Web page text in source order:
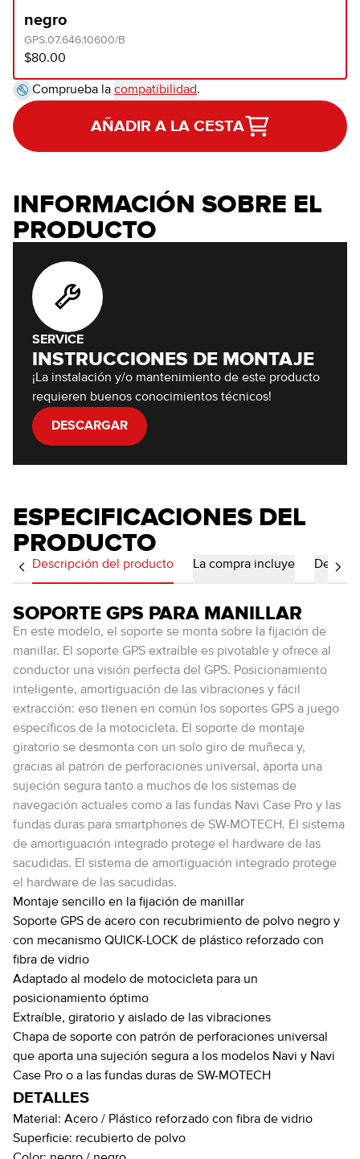
negro
GPS.07.646.10600/B
$80.00
Comprueba la compatibilidad.
AÑADIR A LA CESTA
INFORMACIÓN SOBRE EL
PRODUCTO
SERVICE
INSTRUCCIONES DE MONTAJE
¡La instalación y/o mantenimiento de este producto
requieren buenos conocimientos técnicos!
DESCARGAR
ESPECIFICACIONES DEL
PRODUCTO
Descripción del producto La compra incluye Detalles
SOPORTE GPS PARA MANILLAR
En este modelo, el soporte se monta sobre la fijación de
manillar. El soporte GPS extraíble es pivotable y ofrece al
conductor una visión perfecta del GPS. Posicionamiento
inteligente, amortiguación de las vibraciones y fácil
extracción: eso tienen en común los soportes GPS a juego
específicos de la motocicleta. El soporte de montaje
giratorio se desmonta con un solo giro de muñeca y,
gracias al patrón de perforaciones universal, aporta una
sujeción segura tanto a muchos de los sistemas de
navegación actuales como a las fundas Navi Case Pro y las
fundas duras para smartphones de SW-MOTECH. El sistema
de amortiguación integrado protege el hardware de las
sacudidas. El sistema de amortiguación integrado protege
el hardware de las sacudidas.
Montaje sencillo en la fijación de manillar
Soporte GPS de acero con recubrimiento de polvo negro y
con mecanismo QUICK-LOCK de plástico reforzado con
fibra de vidrio
Adaptado al modelo de motocicleta para un
posicionamiento óptimo
Extraíble, giratorio y aislado de las vibraciones
Chapa de soporte con patrón de perforaciones universal
que aporta una sujeción segura a los modelos Navi y Navi
Case Pro o a las fundas duras de SW-MOTECH
DETALLES
Material: Acero / Plástico reforzado con fibra de vidrio
Superficie: recubierto de polvo